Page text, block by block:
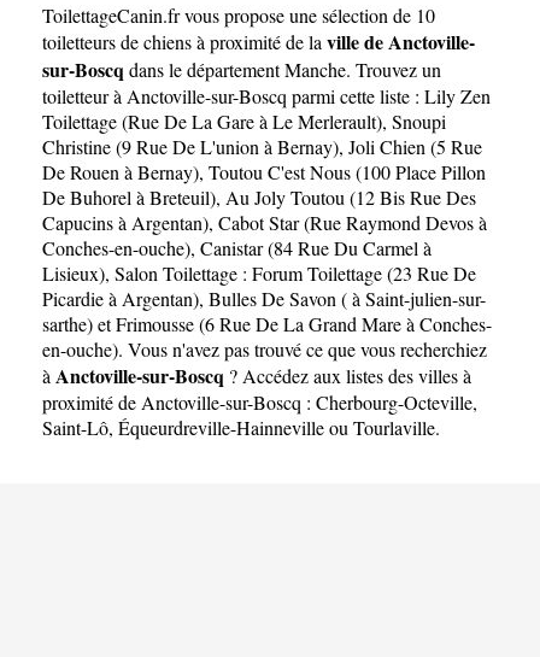
Boscq
ToilettageCanin.frvous propose une sélection de 10
toiletteurs de chiens à proximité de la ville de Anctoville-
sur-Boscq dans le départementManche. Trouvez un
toiletteur à Anctoville-sur-Boscq parmi cette liste : Lily Zen
Toilettage (Rue De La Gare à Le Merlerault), Snoupi
Christine (9 Rue De L'union à Bernay), Joli Chien (5 Rue
De Rouen à Bernay), Toutou C'est Nous (100 Place Pillon
De Buhorel à Breteuil), Au Joly Toutou (12 Bis Rue Des
Capucins à Argentan), Cabot Star (Rue Raymond Devos à
Conches-en-ouche), Canistar (84 Rue Du Carmel à
Lisieux), Salon Toilettage : Forum Toilettage (23 Rue De
Picardie à Argentan), Bulles De Savon ( à Saint-julien-sur-
sarthe)etFrimousse (6 Rue De La Grand Mare à Conches-
en-ouche). Vous n'avez pas trouvé ce que vous recherchiez
à Anctoville-sur-Boscq ? Accédez aux listes des villes à
proximité de Anctoville-sur-Boscq : Cherbourg-Octeville,
Saint-Lô, Équeurdreville-Hainnevilleou Tourlaville.